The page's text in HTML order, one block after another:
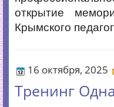
открытие
Крымского
16 октября, 2025
Тренинг